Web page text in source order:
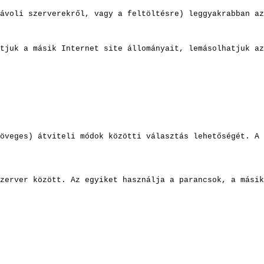
szerverekről, vagy a feltöltésre) leggyakrabban
a másik Internet site állományait, lemásolhatjuk
átviteli módok közötti választás lehetőségét.
között. Az egyiket használja a parancsok, a